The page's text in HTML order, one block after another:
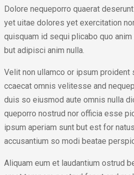
Dolore nequeporro quaerat
yet uitae dolores yet exercitation
quisquam id sequi plicabo quo
but adipisci anim nulla.
Velit non ullamco or ipsum proident
ccaecat omnis velitesse and
duis so eiusmod aute omnis nulla
queporro nostrud nor officia esse
ipsum aperiam sunt but est for
accusantium so modi beatae
Aliquam eum et laudantium ostrud